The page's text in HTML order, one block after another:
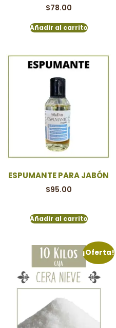
$78.00
Añadir al carrito
ESPUMANTE PARA JABÓN
$95.00
Añadir al carrito
¡Oferta!